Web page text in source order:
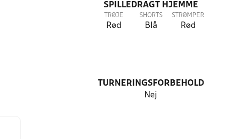
SPILLEDRAGT HJEMME
TRØJE
Rød
SHORTS
Blå
STRØMPER
Rød
TURNERINGSFORBEHOLD
Nej